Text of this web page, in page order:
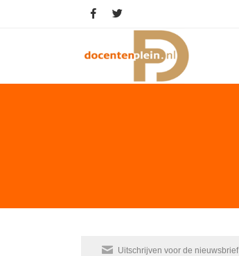
Uitschrijven voor de nieuwsbrief